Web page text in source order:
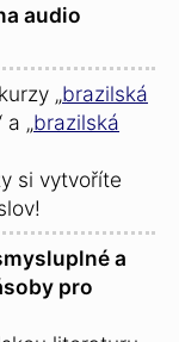
audio
„brazilská
a „brazilská
si vytvoříte
a
pro